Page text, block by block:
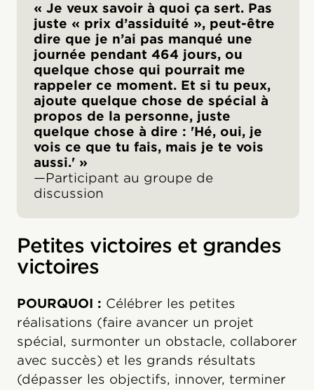
« Je veux savoir à quoi ça sert. Pas
juste « prix d’assiduité », peut-être
dire que je n’ai pas manqué une
journée pendant 464 jours, ou
quelque chose qui pourrait me
rappeler ce moment. Et si tu peux,
ajoute quelque chose de spécial à
propos de la personne, juste
quelque chose à dire : 'Hé, oui, je
vois ce que tu fais, mais je te vois
aussi.' »
—Participant au groupe de
discussion
Petites victoires et grandes
victoires
POURQUOI : Célébrer les petites
réalisations (faire avancer un projet
spécial, surmonter un obstacle, collaborer
avec succès) et les grands résultats
(dépasser les objectifs, innover, terminer